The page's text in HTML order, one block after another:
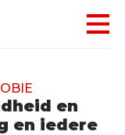
en
en iedere